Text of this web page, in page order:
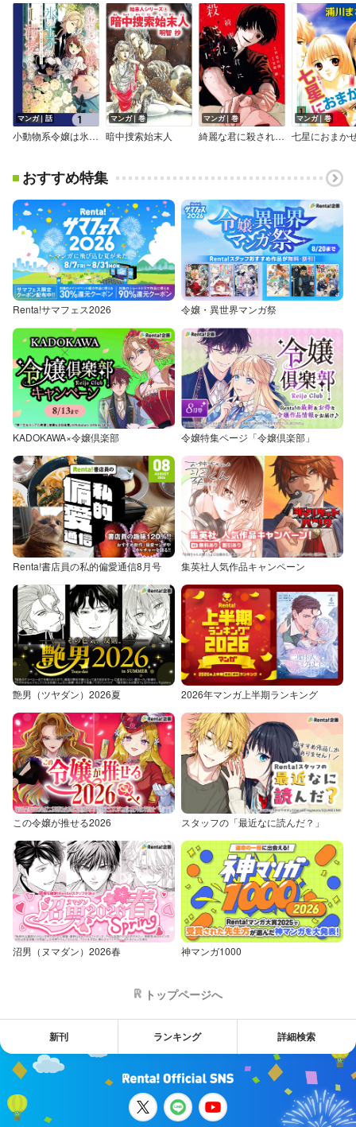
マンガ｜話
小動物系令嬢は氷の王子に溺愛される【分冊版】
マンガ｜巻
暗中捜索始末人
マンガ｜巻
綺麗な君に殺されたい。【イラスト特典付】
マンガ｜巻
七星におまか
おすすめ特集
Renta!サマフェス2026 令嬢・異世界マンガ祭
KADOKAWA×令嬢倶楽部 令嬢特集ページ「令嬢倶楽部」
Renta!書店員の私的偏愛通信8月号 集英社人気作品キャンペーン
艶男（ツヤダン）2026夏 2026年マンガ上半期ランキング
この令嬢が推せる2026 スタッフの「最近なに読んだ？」
沼男（ヌマダン）2026春 神マンガ1000
トップページへ
新刊 ランキング 詳細検索